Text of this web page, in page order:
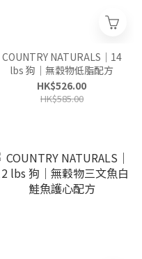
COUNTRY NATURALS｜14
lbs 狗｜無穀物低脂配方
HK$526.00
HK$585.00